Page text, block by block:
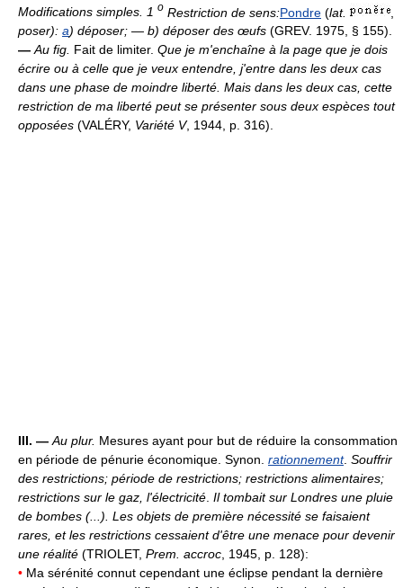
Modifications simples. 1 o Restriction de sens:Pondre (lat.
poser): a) déposer; — b) déposer des œufs (GREV. 1975, § 155).
—Au fig. Fait de limiter. Que je m'enchaîne à la page que je dois
écrire ou à celle que je veux entendre, j'entre dans les deux cas
dans une phase de moindre liberté. Mais dans les deux cas, cette
restriction de ma liberté peut se présenter sous deux espèces tout
opposées (VALÉRY, Variété V, 1944, p. 316).
III. —Au plur. Mesures ayant pour but de réduire la consommation
en période de pénurie économique. Synon. rationnement. Souffrir
des restrictions; période de restrictions; restrictions alimentaires;
restrictions sur le gaz, l'électricité. Il tombait sur Londres une pluie
de bombes (...). Les objets de première nécessité se faisaient
rares, et les restrictions cessaient d'être une menace pour devenir
une réalité (TRIOLET, Prem. accroc, 1945, p. 128):
• Ma sérénité connut cependant une éclipse pendant la dernière